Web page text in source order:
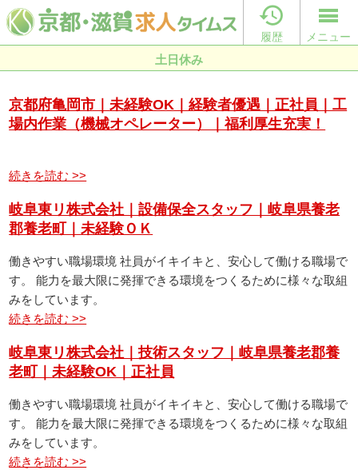

履歴 メニュー
土日休み
京都府亀岡市｜未経験OK｜経験者優遇｜正社員｜工
場内作業（機械オペレーター）｜福利厚生充実！
続きを読む >>
岐阜東リ株式会社｜設備保全スタッフ｜岐阜県養老
郡養老町｜未経験ＯＫ
働きやすい職場環境 社員がイキイキと、安心して働ける職場で
す。 能力を最大限に発揮できる環境をつくるために様々な取組
みをしています。
続きを読む >>
岐阜東リ株式会社｜技術スタッフ｜岐阜県養老郡養
老町｜未経験OK｜正社員
働きやすい職場環境 社員がイキイキと、安心して働ける職場で
す。 能力を最大限に発揮できる環境をつくるために様々な取組
みをしています。
続きを読む >>